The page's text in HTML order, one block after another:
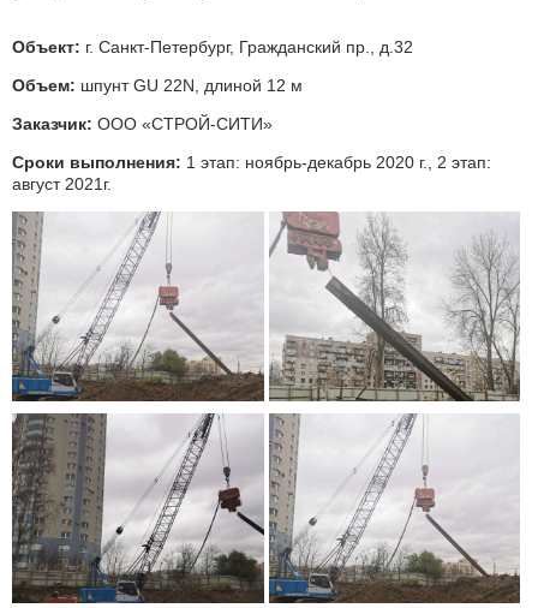
Объект: г. Санкт-Петербург, Гражданский пр., д.32
Объем: шпунт GU 22N, длиной 12 м
Заказчик: ООО «СТРОЙ-СИТИ»
Сроки выполнения: 1 этап: ноябрь-декабрь 2020 г., 2 этап:
август 2021г.